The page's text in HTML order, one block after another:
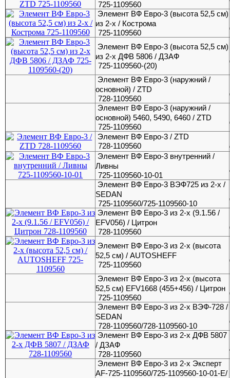
725-1109560
Элемент ВФ Евро-3 (высота 52,5 см)
из 2-х / Кострома
725-1109560
Элемент ВФ Евро-3 (высота 52,5 см)
из 2-х ДФВ 5806 / ДЗАФ
725-1109560-(20)
Элемент ВФ Евро-3 (наружний /
основной) / ZTD
728-1109560
Элемент ВФ Евро-3 (наружний /
основной) 5460, 5490, 6460 / ZTD
725-1109560
Элемент ВФ Евро-3 / ZTD
728-1109560
Элемент ВФ Евро-3 внутренний /
Ливны
725-1109560-10-01
Элемент ВФ Евро-3 ВЭФ725 из 2-х /
SEDAN
725-1109560/725-1109560-10
Элемент ВФ Евро-3 из 2-х (9.1.56 /
EFV056) / Цитрон
728-1109560
Элемент ВФ Евро-3 из 2-х (высота
52,5 см) / AUTOSHEFF
725-1109560
Элемент ВФ Евро-3 из 2-х (высота
52,5 см) EFV1668 (455+456) / Цитрон
725-1109560
Элемент ВФ Евро-3 из 2-х ВЭФ-728 /
SEDAN
728-1109560/728-1109560-10
Элемент ВФ Евро-3 из 2-х ДФВ 5807
/ ДЗАФ
728-1109560
Элемент ВФ Евро-3 из 2-х Эксперт
AF-725-1109560/725-1109560-10-01-E/